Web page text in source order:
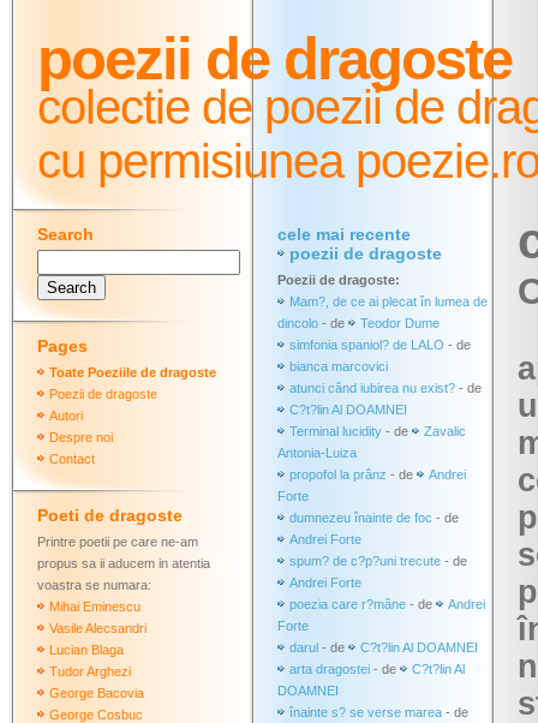
poezii de dragoste
colectie de poezii de
cu permisiunea
Search
Pages
Toate Poeziile de dragoste
Poezii de dragoste
Autori
Despre noi
Contact
Poeti de dragoste
Printre poetii pe care ne-am
propus sa ii aducem in atentia
voastra se numara:
Mihai Eminescu
Vasile Alecsandri
Lucian Blaga
Tudor Arghezi
George Bacovia
George Cosbuc
cele mai recente
poezii de dragoste
Poezii de dragoste:
Mam?, de ce ai plecat în lumea de
dincolo - de
Teodor Dume
simfonia spaniol? de LALO - de
bianca marcovici
atunci când iubirea nu exist? - de
C?t?lin Al DOAMNEI
Terminal lucidity - de
Zavalic
Antonia-Luiza
propofol la prânz - de
Andrei
Forte
dumnezeu înainte de foc - de
Andrei Forte
spum? de c?p?uni trecute - de
Andrei Forte
poezia care r?mâne - de
Andrei
Forte
darul - de
C?t?lin Al DOAMNEI
arta dragostei - de
C?t?lin Al
DOAMNEI
înainte s? se verse marea - de